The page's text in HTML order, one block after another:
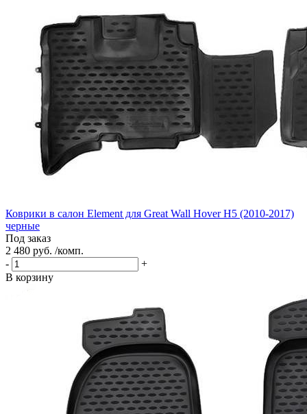
Коврики в салон Element для Great Wall Hover H5 (2010-2017)
черные
Под заказ
2 480 руб. /комп.
-
+
В корзину